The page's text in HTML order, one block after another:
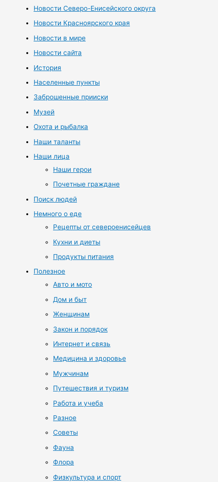
Новости Северо-Енисейского округа
Новости Красноярского края
Новости в мире
Новости сайта
История
Населенные пункты
Заброшенные прииски
Музей
Охота и рыбалка
Наши таланты
Наши лица
Наши герои
Почетные граждане
Поиск людей
Немного о еде
Рецепты от североенисейцев
Кухни и диеты
Продукты питания
Полезное
Авто и мото
Дом и быт
Женщинам
Закон и порядок
Интернет и связь
Медицина и здоровье
Мужчинам
Путешествия и туризм
Работа и учеба
Разное
Советы
Фауна
Флора
Физкультура и спорт